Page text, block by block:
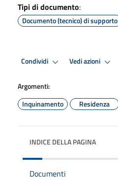
Tipi di documento:
Documento (tecnico) di supporto
Condividi Vedi azioni
Argomenti:
Inquinamento
Residenza
INDICE DELLA PAGINA
Documenti